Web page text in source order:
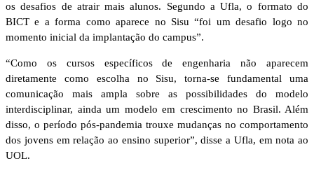
os desafios de atrair mais alunos. Segundo a Ufla, o formato do
BICT e a forma como aparece no Sisu “foi um desafio logo no
momento inicial da implantação do campus”.
“Como os cursos específicos de engenharia não aparecem
diretamente como escolha no Sisu, torna-se fundamental uma
comunicação mais ampla sobre as possibilidades do modelo
interdisciplinar, ainda um modelo em crescimento no Brasil. Além
disso, o período pós-pandemia trouxe mudanças no comportamento
dos jovens em relação ao ensino superior”, disse a Ufla, em nota ao
UOL.